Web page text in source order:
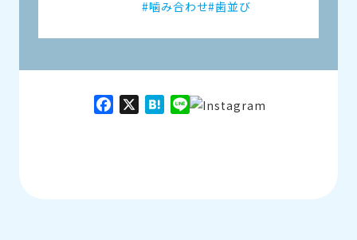
噛み合わせ 歯並び
FacebookHatena
Line